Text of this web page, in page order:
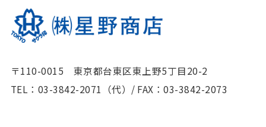
〒110-0015 東京都台東区東上野5丁目20-2
TEL：03-3842-2071（代） / FAX：03-3842-2073